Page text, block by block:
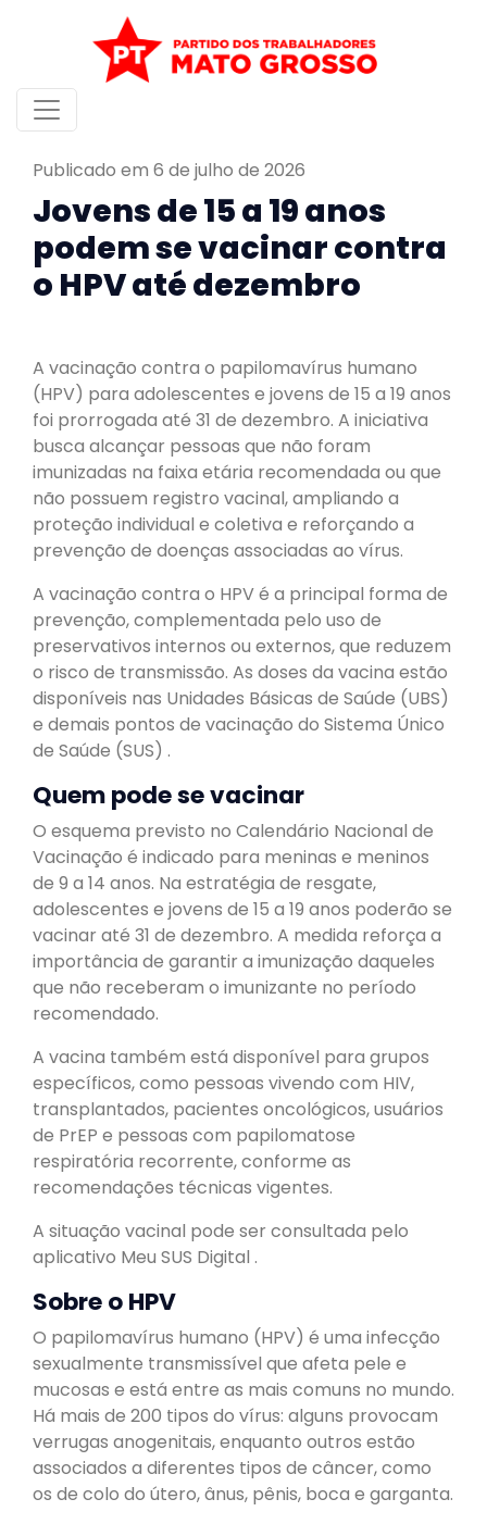
Publicado em 6 de julho de 2026
Jovens de 15 a 19 anos
podem se vacinar contra
o HPV até dezembro
A vacinação contra o papilomavírus humano
(HPV) para adolescentes e jovens de 15 a 19 anos
foi prorrogada até 31 de dezembro. A iniciativa
busca alcançar pessoas que não foram
imunizadas na faixa etária recomendada ou que
não possuem registro vacinal, ampliando a
proteção individual e coletiva e reforçando a
prevenção de doenças associadas ao vírus.
A vacinação contra o HPV é a principal forma de
prevenção, complementada pelo uso de
preservativos internos ou externos, que reduzem
o risco de transmissão. As doses da vacina estão
disponíveis nas Unidades Básicas de Saúde (UBS)
e demais pontos de vacinação do Sistema Único
de Saúde (SUS) .
Quem pode se vacinar
O esquema previsto no Calendário Nacional de
Vacinação é indicado para meninas e meninos
de 9 a 14 anos. Na estratégia de resgate,
adolescentes e jovens de 15 a 19 anos poderão se
vacinar até 31 de dezembro. A medida reforça a
importância de garantir a imunização daqueles
que não receberam o imunizante no período
recomendado.
A vacina também está disponível para grupos
específicos, como pessoas vivendo com HIV,
transplantados, pacientes oncológicos, usuários
de PrEP e pessoas com papilomatose
respiratória recorrente, conforme as
recomendações técnicas vigentes.
A situação vacinal pode ser consultada pelo
aplicativo Meu SUS Digital .
Sobre o HPV
O papilomavírus humano (HPV) é uma infecção
sexualmente transmissível que afeta pele e
mucosas e está entre as mais comuns no mundo.
Há mais de 200 tipos do vírus: alguns provocam
verrugas anogenitais, enquanto outros estão
associados a diferentes tipos de câncer, como
os de colo do útero, ânus, pênis, boca e garganta.